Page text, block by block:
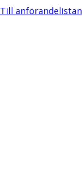
Till anförandelistan